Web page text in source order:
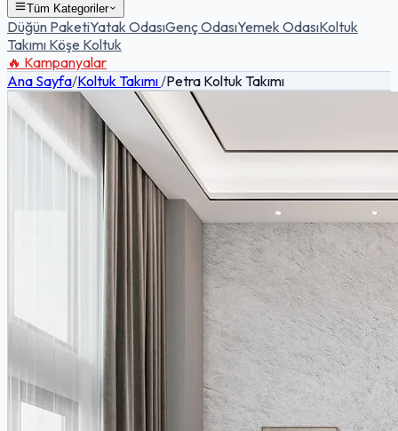
Tüm Kategoriler
Düğün PaketiYatak OdasıGenç OdasıYemek OdasıKoltuk
Takımı Köşe Koltuk
🔥 Kampanyalar
Ana Sayfa/Koltuk Takımı/Petra Koltuk Takımı